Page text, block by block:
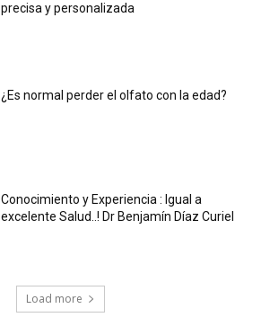
precisa y personalizada
¿Es normal perder el olfato con la edad?
Conocimiento y Experiencia : Igual a
excelente Salud..! Dr Benjamín Díaz Curiel
Load more